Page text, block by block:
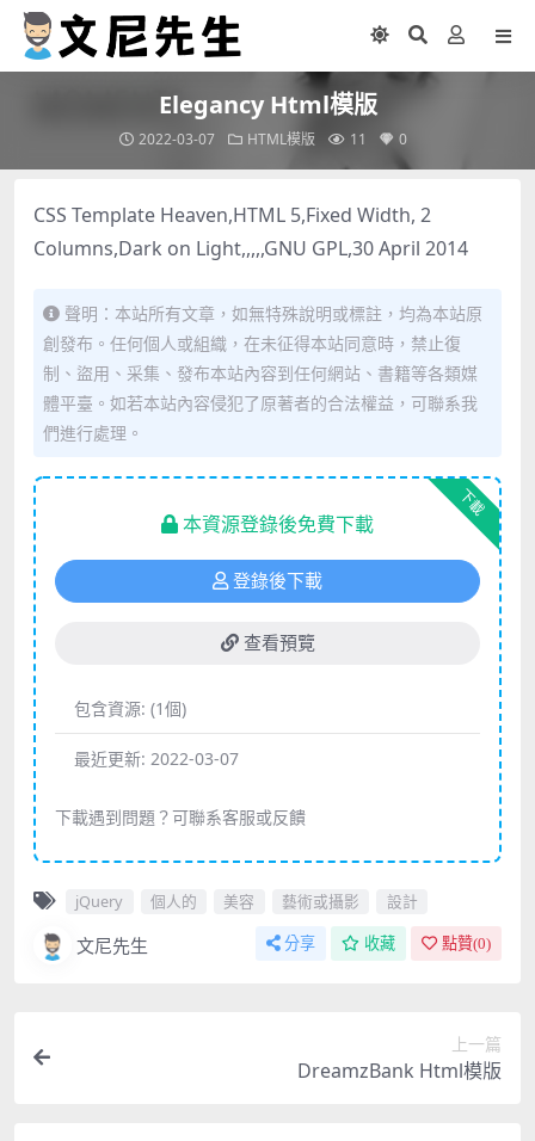
Elegancy Html模版
2022-03-07 HTML模版 11 0
CSS Template Heaven,HTML 5,Fixed Width, 2
Columns,Dark on Light,,,,,GNU GPL,30 April 2014
聲明：本站所有文章，如無特殊說明或標註，均為本站原
創發布。任何個人或組織，在未征得本站同意時，禁止復
制、盜用、采集、發布本站內容到任何網站、書籍等各類媒
體平臺。如若本站內容侵犯了原著者的合法權益，可聯系我
們進行處理。
下載
本資源登錄後免費下載
登錄後下載
查看預覽
包含資源: (1個)
最近更新: 2022-03-07
下載遇到問題？可聯系客服或反饋
jQuery 個人的 美容 藝術或攝影 設計
文尼先生 分享 收藏 點贊(0)
上一篇
DreamzBank Html模版